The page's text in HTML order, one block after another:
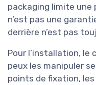
packaging limite une
n’est pas une
derrière n’est pas
Pour l’installation, le
peux les manipuler
points de fixation, les